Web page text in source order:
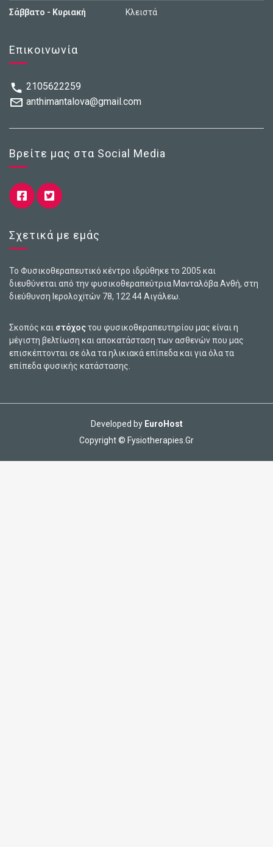
Σάββατο - Κυριακή Κλειστά
Επικοινωνία
2105622259
anthimantalova@gmail.com
Βρείτε μας στα Social Media
Σχετικά με εμάς
Το Φυσικοθεραπευτικό κέντρο ιδρύθηκε το 2005 και
διευθύνεται από την φυσικοθεραπεύτρια Μανταλόβα Ανθή, στη
διεύθυνση Ιερολοχiτών 78, 122 44 Αιγάλεω.
Σκοπός και στόχοςτου φυσικοθεραπευτηρίου μας είναι η
μέγιστη βελτίωση και αποκατάσταση των ασθενών που μας
επισκέπτονται σε όλα τα ηλικιακά επίπεδα και για όλα τα
επίπεδα φυσικής κατάστασης.
Developed by EuroHost
Copyright © Fysiotherapies.Gr